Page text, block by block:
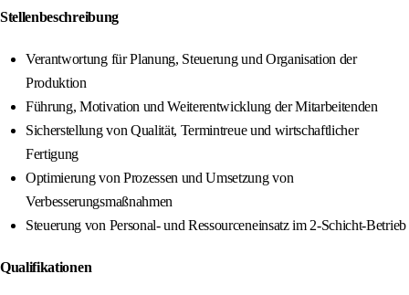
Stellenbeschreibung
Verantwortung für Planung, Steuerung und Organisation der
Produktion
Führung, Motivation und Weiterentwicklung der Mitarbeitenden
Sicherstellung von Qualität, Termintreue und wirtschaftlicher
Fertigung
Optimierung von Prozessen und Umsetzung von
Verbesserungsmaßnahmen
Steuerung von Personal- und Ressourceneinsatz im 2-Schicht-Betrieb
Qualifikationen